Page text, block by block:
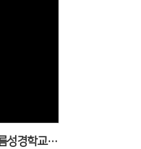
[유년부 Story] 유초등부 연합예배 & 여름성경학교 준비활동_260719